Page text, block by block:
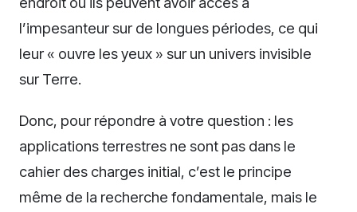
l’impesanteur sur de longues périodes, ce qui
leur « ouvre les yeux » sur un univers invisible
sur Terre.
Donc, pour répondre à votre question : les
applications terrestres ne sont pas dans le
cahier des charges initial, c’est le principe
même de la recherche fondamentale, mais le